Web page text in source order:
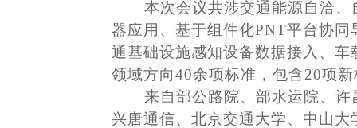
本次会议共涉交通能源自洽
器应用、 基于组件化PNT平台协同
通基础设施感知设备数据接入、车
领域方向40余项标准，包含20项
来自部公路院、 部水运院、 许
兴唐通信、北京交通大学、中山大